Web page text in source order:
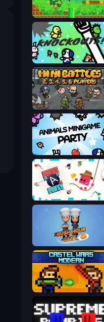
Super Robo - Adventure
KNOCKOUTS!
MiniBattles
Animals Minigame Party
Press A to Party
Rush Hour Cafe
Castle Wars: Modern